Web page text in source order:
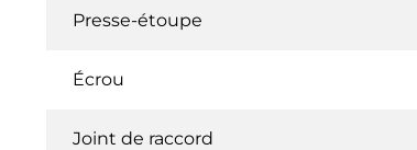
Presse-étoupe
Écrou
Joint de raccord